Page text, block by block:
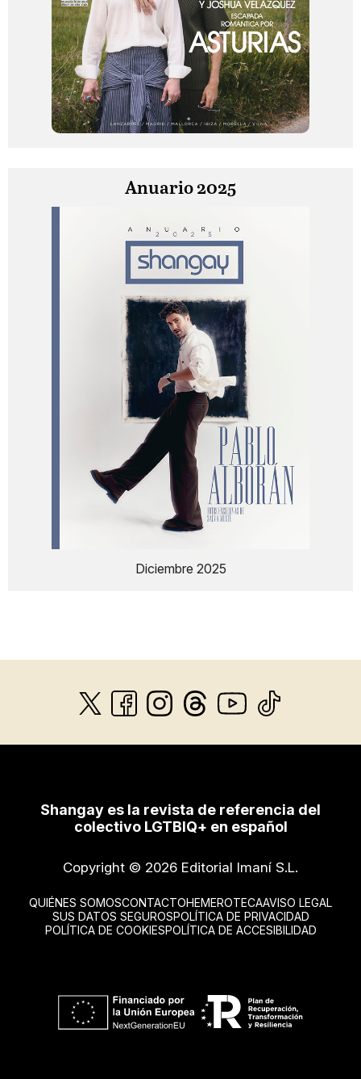
Anuario 2025
Diciembre 2025
Shangay es la revista de referencia del
colectivo LGTBIQ+ en español
Copyright © 2026 Editorial Imaní S.L.
QUIÉNES SOMOSCONTACTOHEMEROTECAAVISO LEGAL
SUS DATOS SEGUROSPOLÍTICA DE PRIVACIDAD
POLÍTICA DE COOKIESPOLÍTICA DE ACCESIBILIDAD